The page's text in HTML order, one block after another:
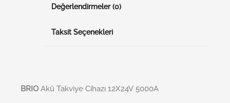
Değerlendirmeler (0)
Taksit Seçenekleri
BRIO Akü Takviye Cihazı 12X24V 5000A